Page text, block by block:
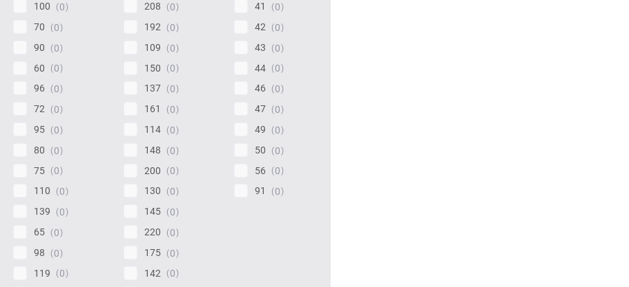
100
0
70
0
90
0
60
0
96
0
72
0
95
0
80
0
75
0
110
0
139
0
65
0
98
0
119
0
208
0
192
0
109
0
150
0
137
0
161
0
114
0
148
0
200
0
130
0
145
0
220
0
175
0
142
0
41
0
42
0
43
0
44
0
46
0
47
0
49
0
50
0
56
0
91
0